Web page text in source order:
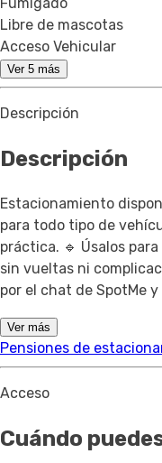
Libre de mascotas
Acceso Vehicular
Ver 5 más
Descripción
Descripción
Estacionamiento
para todo tipo de
práctica. 🔹 Úsalos
sin vueltas ni
por el chat de SpotMe
Ver más
Pensiones de
Acceso
Cuándo